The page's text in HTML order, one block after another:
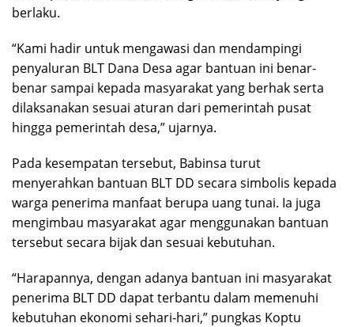
berlaku.
“Kami hadir untuk mengawasi dan mendampingi
penyaluran BLT Dana Desa agar bantuan ini benar-
benar sampai kepada masyarakat yang berhak serta
dilaksanakan sesuai aturan dari pemerintah pusat
hingga pemerintah desa,” ujarnya.
Pada kesempatan tersebut, Babinsa turut
menyerahkan bantuan BLT DD secara simbolis kepada
warga penerima manfaat berupa uang tunai. Ia juga
mengimbau masyarakat agar menggunakan bantuan
tersebut secara bijak dan sesuai kebutuhan.
“Harapannya, dengan adanya bantuan ini masyarakat
penerima BLT DD dapat terbantu dalam memenuhi
kebutuhan ekonomi sehari-hari,” pungkas Koptu